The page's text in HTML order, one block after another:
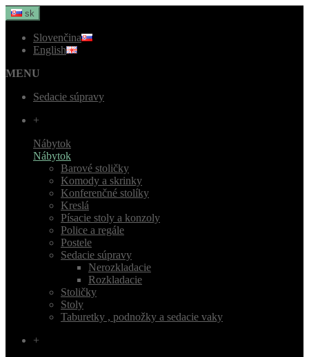
sk
Slovenčina
English
MENU
Sedacie súpravy
+
Nábytok
Nábytok
Barové stoličky
Komody a skrinky
Konferenčné stolíky
Kreslá
Písacie stoly a konzoly
Police a regále
Postele
Sedacie súpravy
Nerozkladacie
Rozkladacie
Stoličky
Stoly
Taburetky , podnožky a sedacie vaky
+